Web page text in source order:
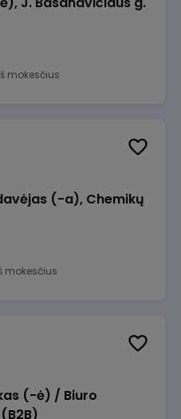
mokesčius
(-a), Chemikų
mokesčius
(-ė) / Biuro